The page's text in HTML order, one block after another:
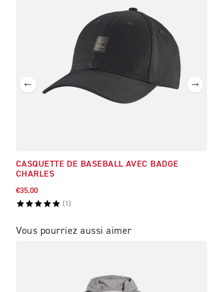
CASQUETTE DE BASEBALL AVEC BADGE
CHARLES
€35.00
( 1 )
Vous pourriez aussi aimer